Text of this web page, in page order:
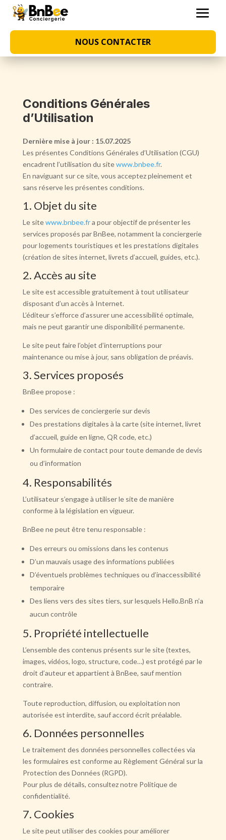
NOUS CONTACTER
Conditions Générales
d’Utilisation
Dernière mise à jour : 15.07.2025
Les présentes Conditions Générales d’Utilisation (CGU)
encadrent l’utilisation du sitewww.bnbee.fr.
En naviguant sur ce site, vous acceptez pleinement et
sans réserve les présentes conditions.
1. Objet du site
Le sitewww.bnbee.fra pour objectif de présenter les
services proposés par BnBee, notamment la conciergerie
pour logements touristiques et les prestations digitales
(création de sites internet, livrets d’accueil, guides, etc.).
2. Accès au site
Le site est accessible gratuitement à tout utilisateur
disposant d’un accès à Internet.
L’éditeur s’efforce d’assurer une accessibilité optimale,
mais ne peut garantir une disponibilité permanente.
Le site peut faire l’objet d’interruptions pour
maintenance ou mise à jour, sans obligation de préavis.
3. Services proposés
BnBee propose :
Des services de conciergerie sur devis
Des prestations digitales à la carte (site internet, livret
d’accueil, guide en ligne, QR code, etc.)
Un formulaire de contact pour toute demande de devis
ou d’information
4. Responsabilités
L’utilisateur s’engage à utiliser le site de manière
conforme à la législation en vigueur.
BnBee ne peut être tenu responsable :
Des erreurs ou omissions dans les contenus
D’un mauvais usage des informations publiées
D’éventuels problèmes techniques ou d’inaccessibilité
temporaire
Des liens vers des sites tiers, sur lesquels Hello.BnB n’a
aucun contrôle
5. Propriété intellectuelle
L’ensemble des contenus présents sur le site (textes,
images, vidéos, logo, structure, code…) est protégé par le
droit d’auteur et appartient à BnBee, sauf mention
contraire.
Toute reproduction, diffusion, ou exploitation non
autorisée est interdite, sauf accord écrit préalable.
6. Données personnelles
Le traitement des données personnelles collectées via
les formulaires est conforme au Règlement Général sur la
Protection des Données (RGPD).
Pour plus de détails, consultez notre Politique de
confidentialité.
7. Cookies
Le site peut utiliser des cookies pour améliorer